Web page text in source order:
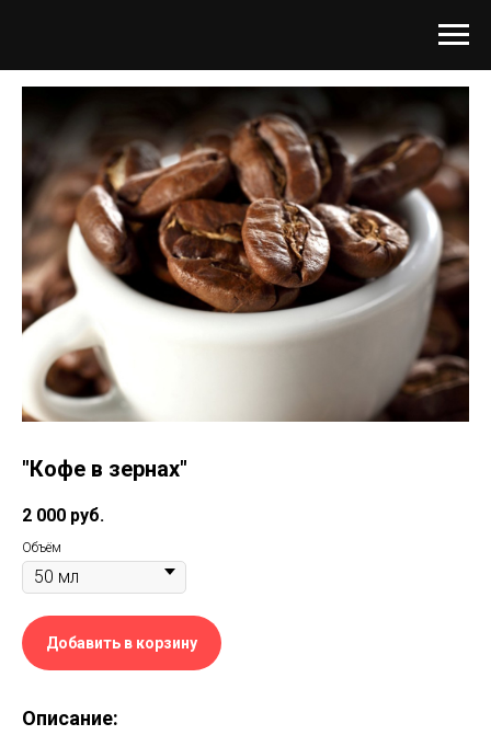
"Кофе в зернах"
2 000 руб.
Объём
Добавить в корзину
Описание: